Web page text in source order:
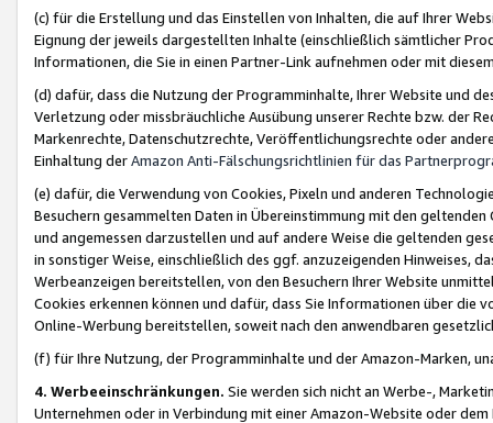
(c) für die Erstellung und das Einstellen von Inhalten, die auf Ihrer
Eignung der jeweils dargestellten Inhalte (einschließlich sämtlicher
Informationen, die Sie in einen Partner-Link aufnehmen oder mit
(d) dafür, dass die Nutzung der Programminhalte, Ihrer Website und
Verletzung oder missbräuchliche Ausübung unserer Rechte bzw. der
Markenrechte, Datenschutzrechte, Veröffentlichungsrechte oder
Einhaltung derAmazon Anti-Fälschungsrichtlinien für das
(e) dafür, die Verwendung von Cookies, Pixeln und anderen
Besuchern gesammelten Daten in Übereinstimmung mit den
und angemessen darzustellen und auf andere Weise die geltenden
in sonstiger Weise, einschließlich des ggf. anzuzeigenden Hinweises,
Werbeanzeigen bereitstellen, von den Besuchern Ihrer Website
Cookies erkennen können und dafür, dass Sie Informationen über die
Online-Werbung bereitstellen, soweit nach den anwendbaren
(f) für Ihre Nutzung, der Programminhalte und der Amazon-Marken,
4. Werbeeinschränkungen. Sie werden sich nicht an Werbe-,
Unternehmen oder in Verbindung mit einer Amazon-Website oder